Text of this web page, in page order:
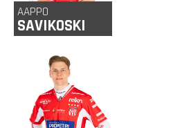
AAPPO
SAVIKOSKI
Haapavesi